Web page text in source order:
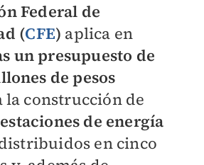
Federal de
(CFE) aplica en
un presupuesto de
de pesos
la construcción de
de energía
en cinco